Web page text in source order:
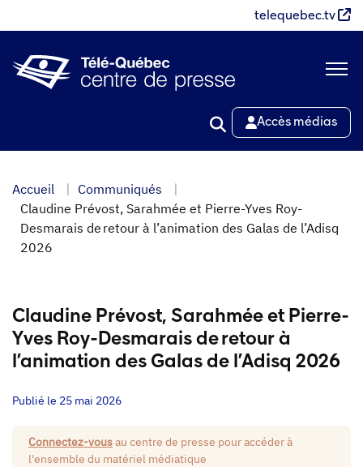
au
principal
telequebec.tv
Accès médias
Accueil
Communiqués
Claudine Prévost, Sarahmée et Pierre-Yves Roy-
Desmarais de retour à l’animation des Galas de l’Adisq
2026
Claudine Prévost, Sarahmée et Pierre-
Yves Roy-Desmarais de retour à
l’animation des Galas de l’Adisq 2026
Publié le 25 mai 2026
Connectez-vousau centre de presse pour accéder à
l'ensemble du matériel médiatique